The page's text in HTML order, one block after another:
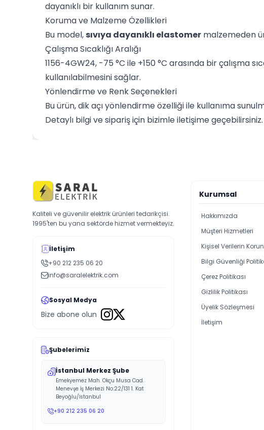
dayanıklı bir kullanım sunar.
Koruma ve Malzeme Özellikleri
Bu model, sıvıya dayanıklı elastomer malzemeden
Çalışma Sıcaklığı Aralığı
1156-4GW24, -75 °C ile +150 °C arasında bir çalışma
kullanılabilmesini sağlar.
Yönlendirme ve Renk Seçenekleri
Bu ürün, dik açı yönlendirme özelliği ile kullanıma
Detaylı bilgi ve sipariş için bizimle iletişime geçebilirsiniz.
Kaliteli ve güvenilir elektrik ürünleri tedarikçisi.
1995'ten bu yana sektörde hizmet vermekteyiz.
İletişim
+90 212 235 06 20
info@saralelektrik.com
Sosyal Medya
Bize abone olun
Şubelerimiz
İstanbul Merkez Şube
Emekyemez Mah. Okçu Musa Cad.
Menevşe İş Merkezi No:22/131 1. Kat
Beyoğlu/İstanbul
+90 212 235 06 20
Kurumsal
Hakkımızda
Müşteri Hizmetleri
Kişisel Verilerin
Bilgi Güvenliği
Çerez Politikası
Gizlilik Politikası
Üyelik Sözleşmesi
İletişim